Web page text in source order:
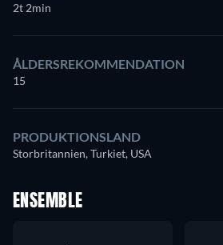
2t 2min
ÅLDERSREKOMMENDATION
15
PRODUKTIONSLAND
Storbritannien, Turkiet, USA
ENSEMBLE